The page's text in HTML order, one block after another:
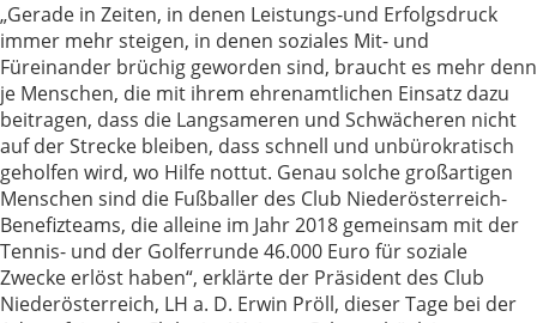
„Gerade in Zeiten, in denen Leistungs-und Erfolgsdruck
immer mehr steigen, in denen soziales Mit- und
Füreinander brüchig geworden sind, braucht es mehr denn
je Menschen, die mit ihrem ehrenamtlichen Einsatz dazu
beitragen, dass die Langsameren und Schwächeren nicht
auf der Strecke bleiben, dass schnell und unbürokratisch
geholfen wird, wo Hilfe nottut. Genau solche großartigen
Menschen sind die Fußballer des Club Niederösterreich-
Benefizteams, die alleine im Jahr 2018 gemeinsam mit der
Tennis- und der Golferrunde 46.000 Euro für soziale
Zwecke erlöst haben“, erklärte der Präsident des Club
Niederösterreich, LH a. D. Erwin Pröll, dieser Tage bei der